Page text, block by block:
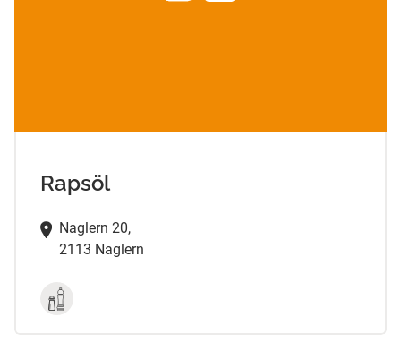
Rapsöl
Naglern 20,
2113 Naglern